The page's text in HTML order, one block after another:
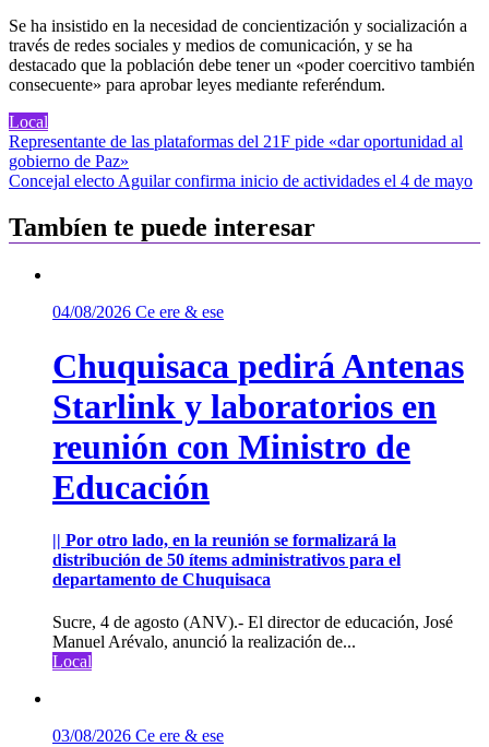
Se ha insistido en la necesidad de concientización y socialización a
través de redes sociales y medios de comunicación, y se ha
destacado que la población debe tener un «poder coercitivo también
consecuente» para aprobar leyes mediante referéndum.
Local
Navegación
de
Representante de las plataformas del 21F pide «dar oportunidad al
gobierno de Paz»
Concejal electo Aguilar confirma inicio de actividades el 4 de mayo
Tambíen te puede interesar
04/08/2026 Ce ere & ese
Chuquisaca pedirá Antenas
Starlink y laboratorios en
reunión con Ministro de
Educación
|| Por otro lado, en la reunión se formalizará la
distribución de 50 ítems administrativos para el
departamento de Chuquisaca
Sucre, 4 de agosto (ANV).- El director de educación, José
Manuel Arévalo, anunció la realización de...
Local
03/08/2026 Ce ere & ese